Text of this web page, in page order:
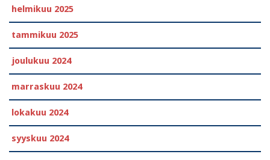
helmikuu 2025
tammikuu 2025
joulukuu 2024
marraskuu 2024
lokakuu 2024
syyskuu 2024